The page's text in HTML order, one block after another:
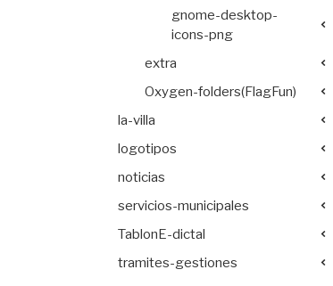
gnome-desktop-
icons-png
extra
Oxygen-folders(FlagFun)
la-villa
logotipos
noticias
servicios-municipales
TablonE-dictal
tramites-gestiones